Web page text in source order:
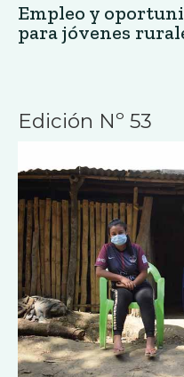
Empleo y
para jóvenes
Edición Nº 53